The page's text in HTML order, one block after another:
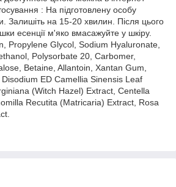
: На підготовлену особу
Залишіть на 15-20 хвилин. Після цього
есенції м'яко вмасажуйте у шкіру.
Propylene Glycol, Sodium Hyaluronate,
Polysorbate 20, Carbomer,
Betaine, Allantoin, Xantan Gum,
ED Camellia Sinensis Leaf
(Witch Hazel) Extract, Centella
Recutita (Matricaria) Extract, Rosa